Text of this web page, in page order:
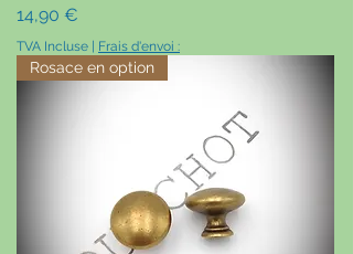
Prix
14,90 €
TVA Incluse Frais d'envoi :
Rosace en option